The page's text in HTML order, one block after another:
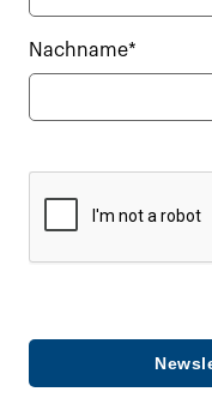
Nachname*